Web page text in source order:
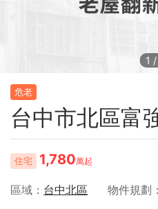
1 /
危老
台中市北區富
住宅 1,780萬起
區域 台中北區 物件規劃